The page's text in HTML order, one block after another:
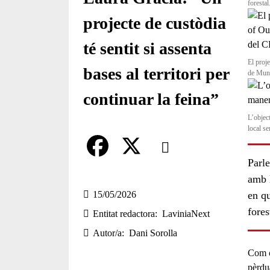
projecte de custòdia
té sentit si assenta
bases al territori per
continuar la feina”
Comparteix
a
c
e
15/05/2026
Entitat redactora
LaviniaNext
Autor/a
Dani Sorolla
El
de
local
amb
en
Com